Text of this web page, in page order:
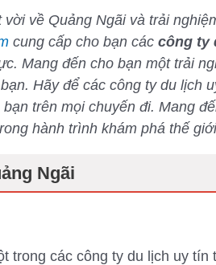
về Quảng Ngãi và trải
cung cấp cho bạn các công ty
Mang đến cho bạn một trải
Hãy để các công ty du lịch
trên mọi chuyến đi. Mang
hành trình khám phá thế
Ngãi
trong các công ty du lịch uy tín